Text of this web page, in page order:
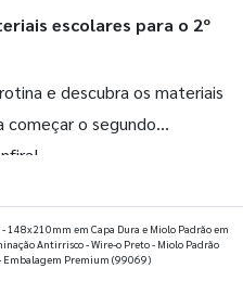
escolares para o 2º
e descubra os materiais
o segundo
em Capa Dura e Miolo Padrão em
Antirrisco - Wire-o Preto - Miolo Padrão
Embalagem Premium (99069)